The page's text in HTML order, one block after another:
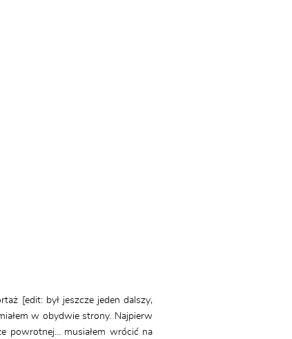
[edit: był jeszcze jeden dalszy,
w obydwie strony. Najpierw
powrotnej… musiałem wrócić na